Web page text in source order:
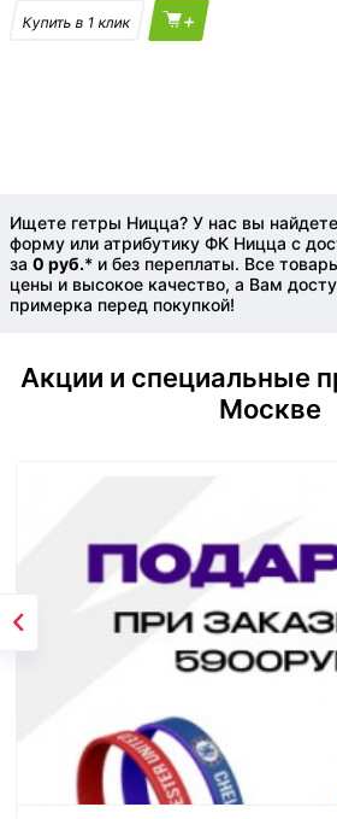
+
Ищете гетры Ницца? У нас вы
форму или атрибутику ФК Ницца с
за 0 руб.* и без переплаты. Все
цены и высокое качество, а Вам
примерка перед покупкой!
Акции и специальные
Москве